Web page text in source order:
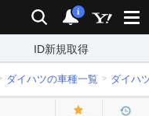
検索 通知
i
ID新規取得
ダイハツの車種一覧 ダイハ